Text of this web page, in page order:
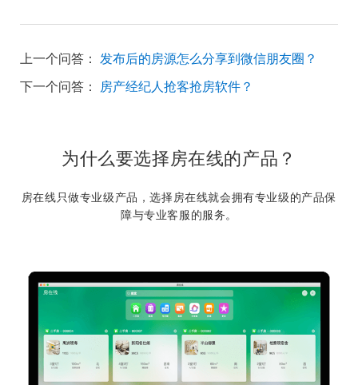
上一个问答： 发布后的房源怎么分享到微信朋友圈？
下一个问答： 房产经纪人抢客抢房软件？
为什么要选择房在线的产品？
房在线只做专业级产品，选择房在线就会拥有专业级的产品保
障与专业客服的服务。